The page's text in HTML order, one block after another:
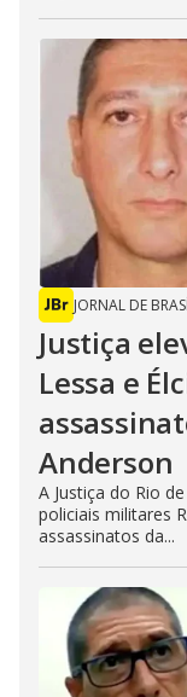
JORNAL DE
Justiça
Lessa e
Anderson
A Justiça do Rio
policiais militares
assassinatos da...